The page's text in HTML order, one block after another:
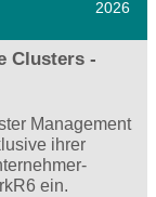
2026
Clusters -
Management
ihrer
ein.